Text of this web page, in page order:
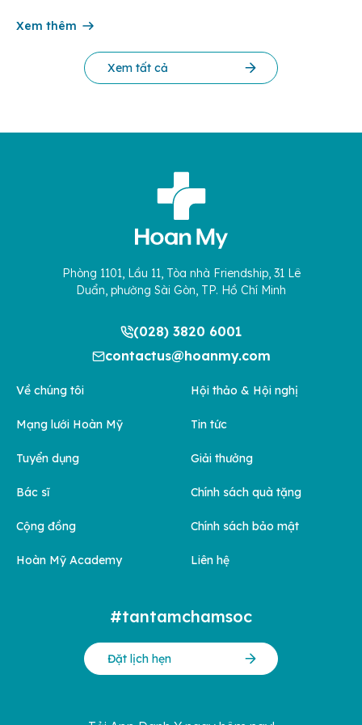
dạng khớp. Hãy để […]
Xem thêm
Xem tất cả
Phòng 1101, Lầu 11, Tòa nhà Friendship, 31 Lê
Duẩn, phường Sài Gòn, TP. Hồ Chí Minh
(028) 3820 6001
contactus@hoanmy.com
Về chúng tôi
Mạng lưới Hoàn Mỹ
Tuyển dụng
Bác sĩ
Cộng đồng
Hoàn Mỹ Academy
Hội thảo & Hội nghị
Tin tức
Giải thưởng
Chính sách quà tặng
Chính sách bảo mật
Liên hệ
#tantamchamsoc
Đặt lịch hẹn